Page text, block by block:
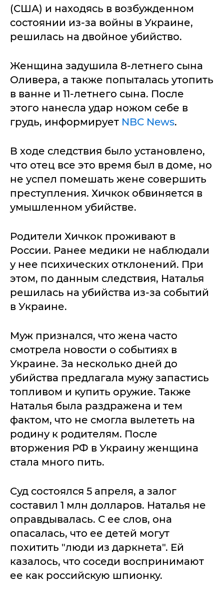
(США) и находясь в возбужденном
состоянии из-за войны в Украине,
решилась на двойное убийство.
Женщина задушила 8-летнего сына
Оливера, а также попыталась утопить
в ванне и 11-летнего сына. После
этого нанесла удар ножом себе в
грудь, информирует NBC News.
В ходе следствия было установлено,
что отец все это время был в доме, но
не успел помешать жене совершить
преступления. Хичкок обвиняется в
умышленном убийстве.
Родители Хичкок проживают в
России. Ранее медики не наблюдали
у нее психических отклонений. При
этом, по данным следствия, Наталья
решилась на убийства из-за событий
в Украине.
Муж признался, что жена часто
смотрела новости о событиях в
Украине. За несколько дней до
убийства предлагала мужу запастись
топливом и купить оружие. Также
Наталья была раздражена и тем
фактом, что не смогла вылететь на
родину к родителям. После
вторжения РФ в Украину женщина
стала много пить.
Суд состоялся 5 апреля, а залог
составил 1 млн долларов. Наталья не
оправдывалась. С ее слов, она
опасалась, что ее детей могут
похитить "люди из даркнета". Ей
казалось, что соседи воспринимают
ее как российскую шпионку.